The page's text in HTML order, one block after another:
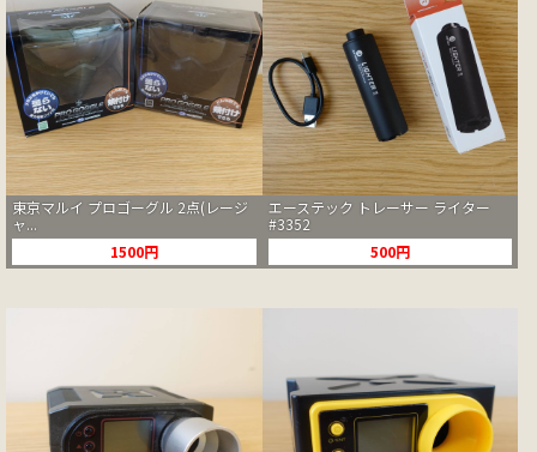
東京マルイ プロゴーグル 2点(レージ
ャ...
1500円
エーステック トレーサー ライター
#3352
500円